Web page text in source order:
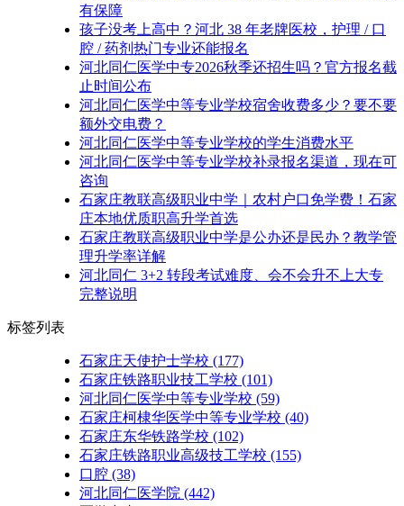
有保障
孩子没考上高中？河北 38 年老牌医校，护理 / 口
腔 / 药剂热门专业还能报名
河北同仁医学中专2026秋季还招生吗？官方报名截
止时间公布
河北同仁医学中等专业学校宿舍收费多少？要不要
额外交电费？
河北同仁医学中等专业学校的学生消费水平
河北同仁医学中等专业学校补录报名渠道，现在可
咨询
石家庄教联高级职业中学｜农村户口免学费！石家
庄本地优质职高升学首选
石家庄教联高级职业中学是公办还是民办？教学管
理升学率详解
河北同仁 3+2 转段考试难度、会不会升不上大专
完整说明
标签列表
石家庄天使护士学校 (177)
石家庄铁路职业技工学校 (101)
河北同仁医学中等专业学校 (59)
石家庄柯棣华医学中等专业学校 (40)
石家庄东华铁路学校 (102)
石家庄铁路职业高级技工学校 (155)
口腔 (38)
河北同仁医学院 (442)